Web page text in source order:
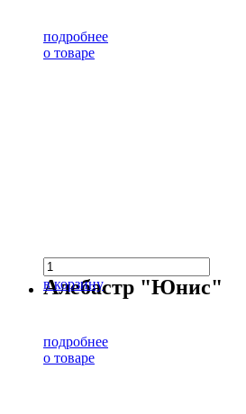
подробнее
о товаре
в корзину
Алебастр "Юнис"
подробнее
о товаре